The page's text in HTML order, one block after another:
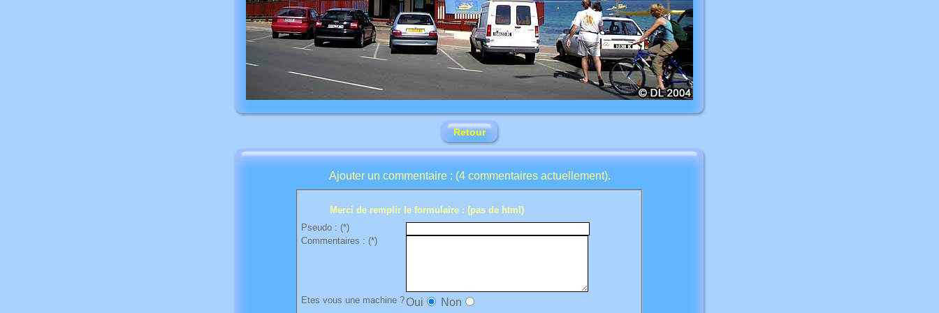
Retour
Ajouter un commentaire : (4 commentaires actuellement).
Merci de remplir le formulaire : (pas de html)
Pseudo : (*)
Commentaires : (*)
Etes vous une machine ?Oui Non